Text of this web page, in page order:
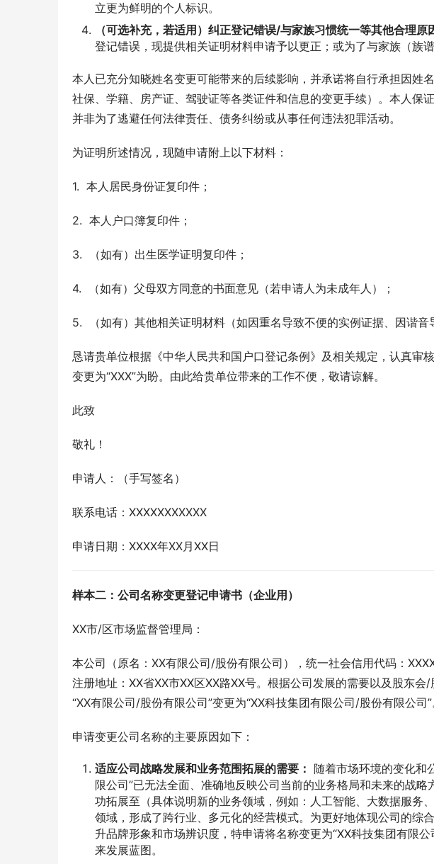
立更为鲜明的个人标识。
（可选补充，若适用）纠正登记错误/与家族习惯统一等其他合理原
登记错误，现提供相关证明材料申请予以更正；或为了与家族（族
本人已充分知晓姓名变更可能带来的后续影响，并承诺将自行承担因姓
社保、学籍、房产证、驾驶证等各类证件和信息的变更手续）。本人保
并非为了逃避任何法律责任、债务纠纷或从事任何违法犯罪活动。
为证明所述情况，现随申请附上以下材料：
1.  本人居民身份证复印件；
2.  本人户口簿复印件；
3.  （如有）出生医学证明复印件；
4.  （如有）父母双方同意的书面意见（若申请人为未成年人）；
5.  （如有）其他相关证明材料（如因重名导致不便的实例证据、因谐音
恳请贵单位根据《中华人民共和国户口登记条例》及相关规定，认真审
变更为“XXX”为盼。由此给贵单位带来的工作不便，敬请谅解。
此致
敬礼！
申请人：（手写签名）
联系电话：XXXXXXXXXXX
申请日期：XXXX年XX月XX日
样本二：公司名称变更登记申请书（企业用）
XX市/区市场监督管理局：
本公司（原名：XX有限公司/股份有限公司），统一社会信用代码：
注册地址：XX省XX市XX区XX路XX号。根据公司发展的需要以及股东
“XX有限公司/股份有限公司”变更为“XX科技集团有限公司/股份有限公司”
申请变更公司名称的主要原因如下：
适应公司战略发展和业务范围拓展的需要： 随着市场环境的变化和
限公司”已无法全面、准确地反映公司当前的业务格局和未来的战
功拓展至（具体说明新的业务领域，例如：人工智能、大数据服务
领域，形成了跨行业、多元化的经营模式。为更好地体现公司的综
升品牌形象和市场辨识度，特申请将名称变更为“XX科技集团有限
来发展蓝图。